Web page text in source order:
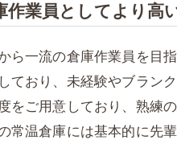
作業員としてより高
ら一流の倉庫作業員を目
ており、未経験やブラン
をご用意しており、熟練
常温倉庫には基本的に先